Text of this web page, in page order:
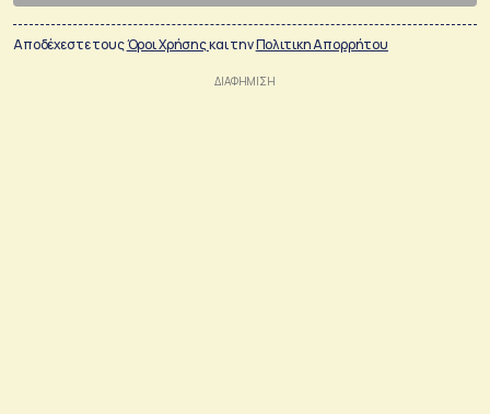
Αποδέχεστε τουςΌροι Χρήσηςκαι τηνΠολιτικη Απορρήτου